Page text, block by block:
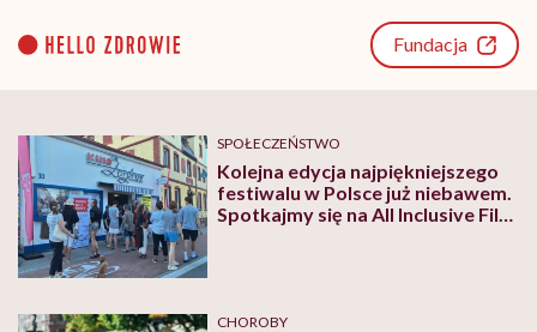
content
Fundacja
SPOŁECZEŃSTWO
Kolejna edycja najpiękniejszego
festiwalu w Polsce już niebawem.
Spotkajmy się na All Inclusive Film
CHOROBY